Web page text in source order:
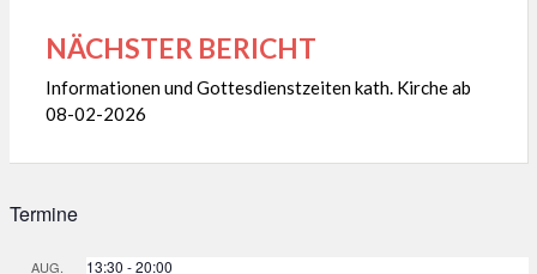
NÄCHSTER BERICHT
Informationen und Gottesdienstzeiten kath. Kirche ab
08-02-2026
Termine
AUG. 13:30 -20:00